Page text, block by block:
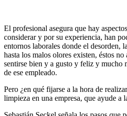
El profesional asegura que hay
considerar y por su experiencia, han
entornos laborales donde el desorden,
hasta los malos olores existen, éstos no
sentirse bien y a gusto y feliz y mucho
de ese empleado.
Pero ¿en qué fijarse a la hora de
limpieza en una empresa, que ayude a